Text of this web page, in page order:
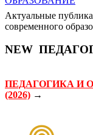
Актуальные
современного
NEW
ПЕДАГОГИКА И
(2026) →